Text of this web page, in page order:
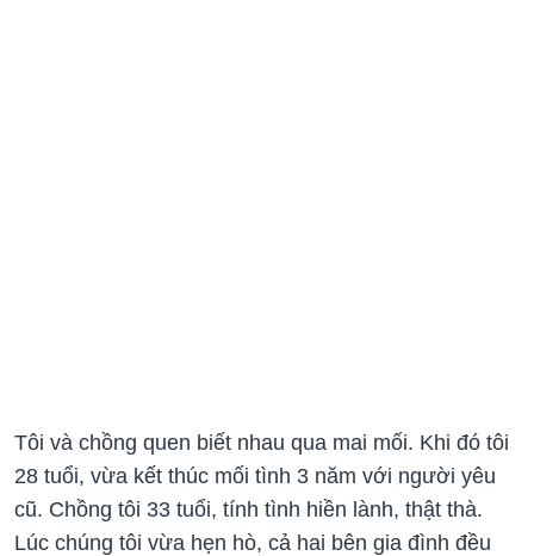
Tôi và chồng quen biết nhau qua mai mối. Khi đó tôi
28 tuổi, vừa kết thúc mối tình 3 năm với người yêu
cũ. Chồng tôi 33 tuổi, tính tình hiền lành, thật thà.
Lúc chúng tôi vừa hẹn hò, cả hai bên gia đình đều